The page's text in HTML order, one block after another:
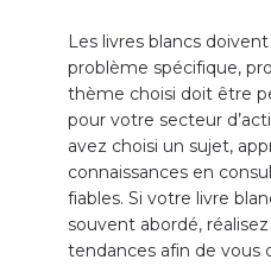
Les livres blancs
problème spécifique,
thème choisi doit être
pour votre secteur
avez choisi un sujet,
connaissances en
fiables. Si votre livre
souvent abordé,
tendances afin de vous